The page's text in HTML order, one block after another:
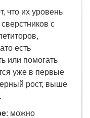
что их уровень
с
есть
или помогать
уже в первые
рост, выше
: можно